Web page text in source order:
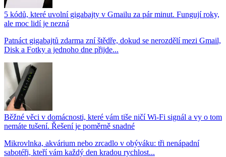
5 kódů, které uvolní gigabajty v Gmailu za pár minut. Fungují roky,
ale moc lidí je nezná
Patnáct gigabajtů zdarma zní štědře, dokud se nerozdělí mezi Gmail,
Disk a Fotky a jednoho dne přijde...
Běžné věci v domácnosti, které vám tiše ničí Wi-Fi signál a vy o tom
nemáte tušení. Řešení je poměrně snadné
Mikrovlnka, akvárium nebo zrcadlo v obýváku: tři nenápadní
sabotéři, kteří vám každý den kradou rychlost...